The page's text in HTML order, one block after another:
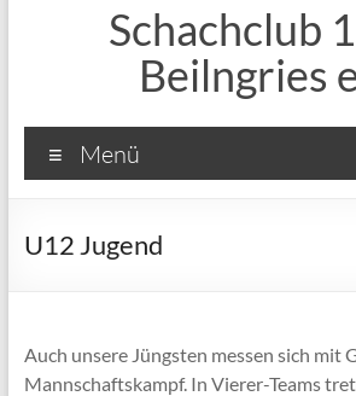
Schachclub
Beilngries
Menü
U12 Jugend
Auch unsere Jüngsten messen sich mit
Mannschaftskampf. In Vierer-Teams